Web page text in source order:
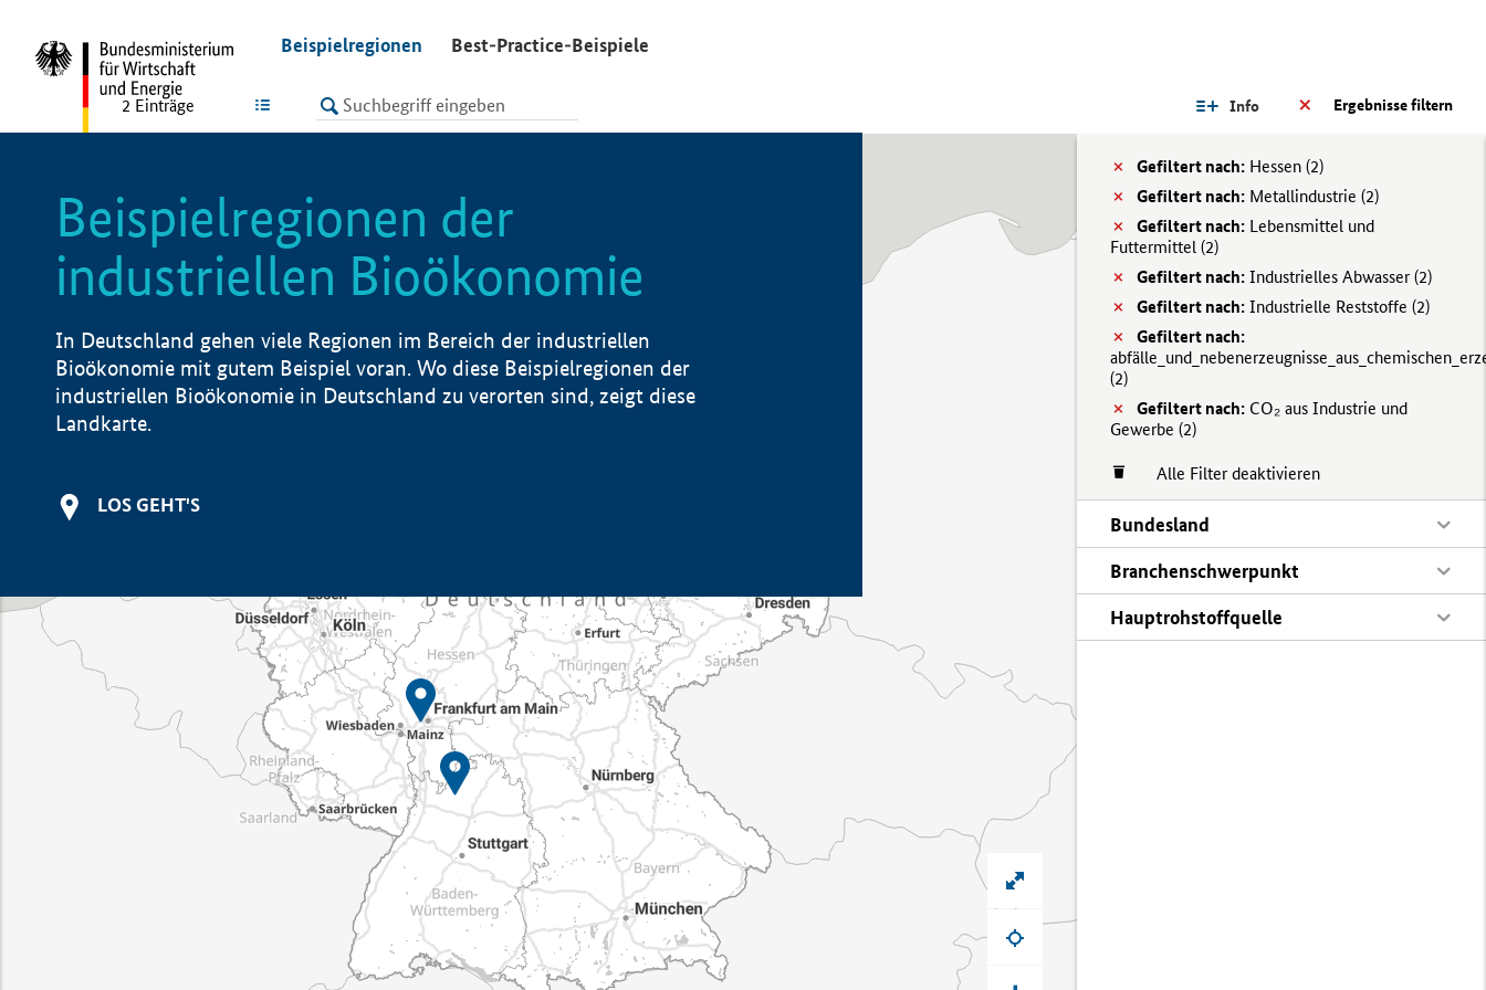
Beispielregionen Best-Practice-Beispiele
LISTE Ergebnisse filtern
Info
Gefiltert nach: Hessen (2)
Gefiltert nach: Metallindustrie (2)
Gefiltert nach: Lebensmittel und
Futtermittel (2)
Gefiltert nach: Industrielles Abwasser (2)
Gefiltert nach: Industrielle Reststoffe (2)
Gefiltert nach:
(2)
Gefiltert nach: CO₂ aus Industrie und
Gewerbe (2)
Alle Filter deaktivieren
Bundesland
Branchenschwerpunkt
Hauptrohstoffquelle
2 Einträge
Beispielregionen der
industriellen Bioökonomie
In Deutschland gehen viele Regionen im Bereich der industriellen
Bioökonomie mit gutem Beispiel voran. Wo diese Beispielregionen der
industriellen Bioökonomie in Deutschland zu verorten sind, zeigt diese
Landkarte.
LOS GEHT'S